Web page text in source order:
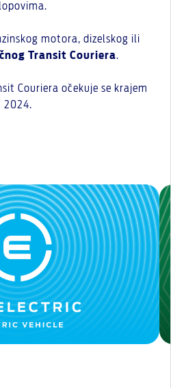
motora, dizelskog ili
Transit Couriera.
Couriera očekuje se krajem
2024.